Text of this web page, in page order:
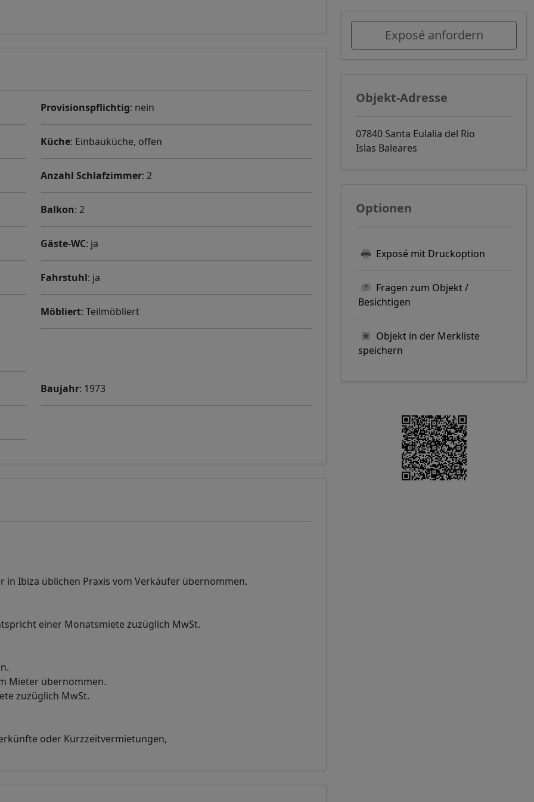
Provisionspflichtig: nein
Küche: Einbauküche, offen
Anzahl Schlafzimmer: 2
Balkon: 2
Gäste-WC: ja
Fahrstuhl: ja
Möbliert: Teilmöbliert
Baujahr: 1973
Ibiza üblichen Praxis vom Verkäufer übernommen.
einer Monatsmiete zuzüglich MwSt.
Mieter übernommen.
zuzüglich MwSt.
oder Kurzzeitvermietungen,
Exposé anfordern
Objekt-Adresse
07840 Santa Eulalia del Rio
Islas Baleares
Optionen
Exposé mit Druckoption
Fragen zum Objekt /
Besichtigen
Objekt in der Merkliste
speichern